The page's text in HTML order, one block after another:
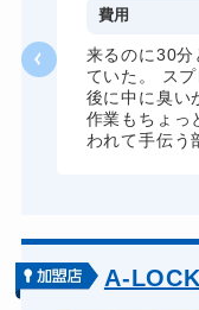
金庫カギ交換
ロッカーカ
ドアノブカ
費用
来るのに30
ていた。 ス
後に中に臭い
作業もちょっ
われて手伝う
A-LOCK